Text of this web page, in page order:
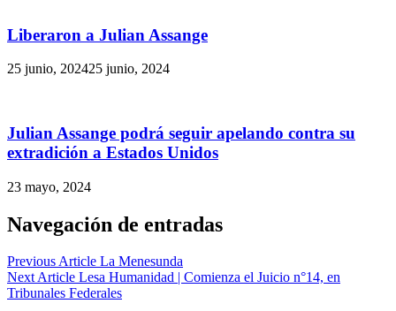
Liberaron a Julian Assange
25 junio, 202425 junio, 2024
Julian Assange podrá seguir apelando contra su
extradición a Estados Unidos
23 mayo, 2024
Navegación de entradas
Previous Article La Menesunda
Next Article Lesa Humanidad | Comienza el Juicio n°14, en
Tribunales Federales